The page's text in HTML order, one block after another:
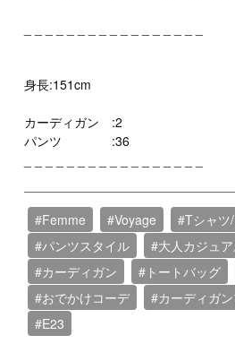
身長:151cm
カーディガン :2
パンツ :36
#Femme #Voyage #Tシャツ
#パンツスタイル
#大人カジュ
#カーディガン
#トートバッグ
#おでかけコーデ
#カーディガ
#E23